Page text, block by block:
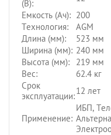
(В):
Емкость (Ач): 200
Технология:
AGM
Длина (мм):
523 мм
Ширина (мм): 240 мм
Высота (мм):
219 мм
Вес:
62.4 кг
Срок
эксплуатации:12 лет
Применение:
ИБП,